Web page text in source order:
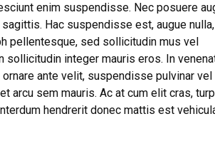
enim suspendisse. Nec posuere
Hac suspendisse est, augue nulla,
pellentesque, sed sollicitudin mus vel
integer mauris eros. In
ante velit, suspendisse pulvinar vel
arcu sem mauris. Ac at cum elit cras,
hendrerit donec mattis est